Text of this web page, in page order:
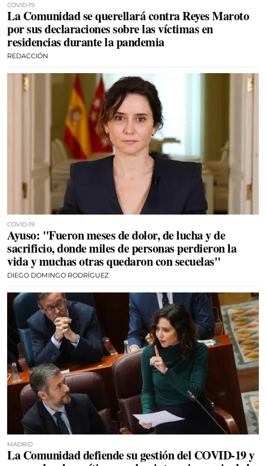
COVID-19
La Comunidad se querellará contra Reyes Maroto
por sus declaraciones sobre las víctimas en
residencias durante la pandemia
REDACCIÓN
COVID-19
Ayuso: "Fueron meses de dolor, de lucha y de
sacrificio, donde miles de personas perdieron la
vida y muchas otras quedaron con secuelas"
DIEGO DOMINGO RODRÍGUEZ
MADRID
La Comunidad defiende su gestión del COVID-19 y